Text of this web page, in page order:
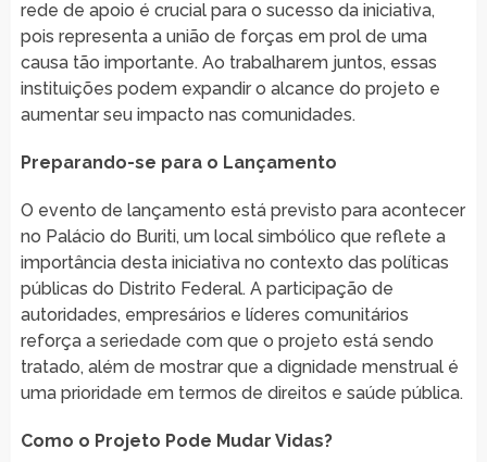
rede de apoio é crucial para o sucesso da iniciativa,
pois representa a união de forças em prol de uma
causa tão importante. Ao trabalharem juntos, essas
instituições podem expandir o alcance do projeto e
aumentar seu impacto nas comunidades.
Preparando-se para o Lançamento
O evento de lançamento está previsto para acontecer
no Palácio do Buriti, um local simbólico que reflete a
importância desta iniciativa no contexto das políticas
públicas do Distrito Federal. A participação de
autoridades, empresários e líderes comunitários
reforça a seriedade com que o projeto está sendo
tratado, além de mostrar que a dignidade menstrual é
uma prioridade em termos de direitos e saúde pública.
Como o Projeto Pode Mudar Vidas?